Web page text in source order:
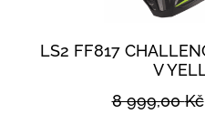
LS2 FF817
V
8 999,00Kč